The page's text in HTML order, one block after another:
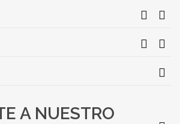
A NUESTRO